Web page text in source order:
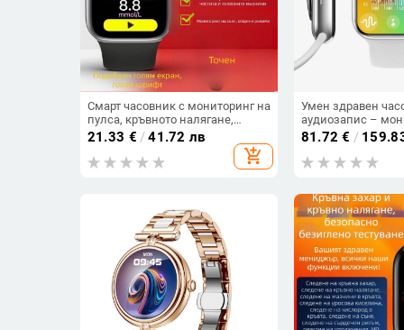
Смарт часовник с мониторинг на
пулса, кръвното налягане,
кислород в кръвта, следене на
съня и Bluetooth разговори
21.33 € /41.72 лв
add_shopping_cart
Умен здравен
аудиозапис –
сърдечен ритъм,
налягане,
кръвна захар
81.72 € /